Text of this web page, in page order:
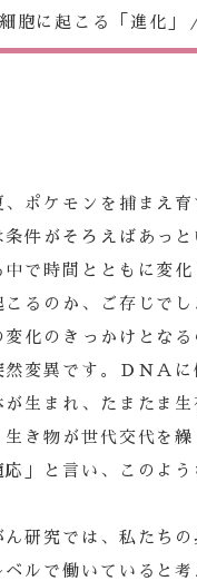
胞に起こる「進化
、ポケモンを捕まえ
条件がそろえばあっ
中で時間とともに変
こるのか、ご存じでし
変化のきっかけとな
然変異です。ＤＮＡ
が生まれ、たまたま
生き物が世代交代を
応」と言い、このよ
ん研究では、私たち
ベルで働いていると